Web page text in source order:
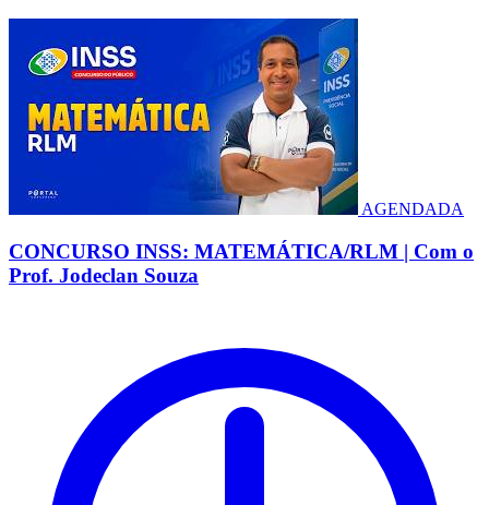
AGENDADA
CONCURSO INSS: MATEMÁTICA/RLM | Com o
Prof. Jodeclan Souza